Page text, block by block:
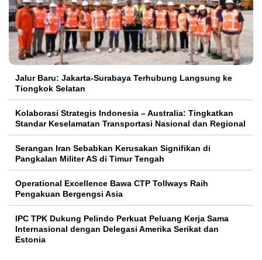
Jalur Baru: Jakarta-Surabaya Terhubung Langsung ke
Tiongkok Selatan
Kolaborasi Strategis Indonesia – Australia: Tingkatkan
Standar Keselamatan Transportasi Nasional dan Regional
Serangan Iran Sebabkan Kerusakan Signifikan di
Pangkalan Militer AS di Timur Tengah
Operational Excellence Bawa CTP Tollways Raih
Pengakuan Bergengsi Asia
IPC TPK Dukung Pelindo Perkuat Peluang Kerja Sama
Internasional dengan Delegasi Amerika Serikat dan
Estonia